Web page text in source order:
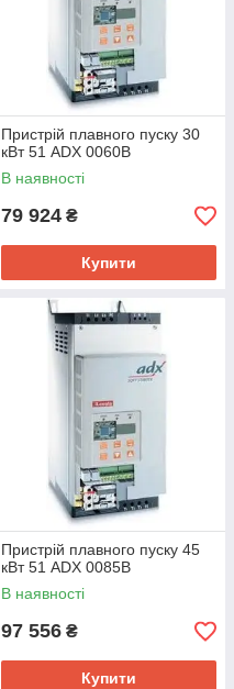
Пристрій плавного пуску 30
кВт 51 ADX 0060B
В наявності
79 924 ₴
Купити
Пристрій плавного пуску 45
кВт 51 ADX 0085B
В наявності
97 556 ₴
Купити